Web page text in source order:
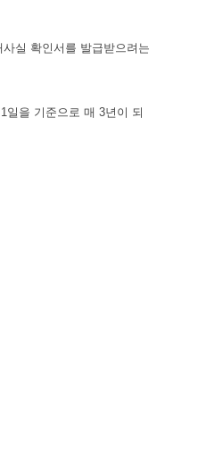
실 확인서를 발급받으려는
일을 기준으로 매 3년이 되